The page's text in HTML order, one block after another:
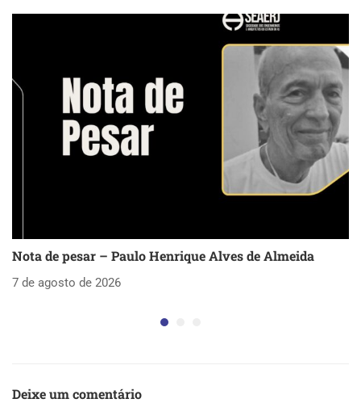
Nota de pesar – Paulo Henrique Alves de Almeida
7 de agosto de 2026
Deixe um comentário